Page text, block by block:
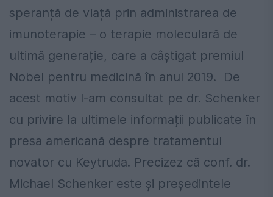
speranță de viață prin administrarea de
imunoterapie – o terapie moleculară de
ultimă generație, care a câștigat premiul
Nobel pentru medicină în anul 2019. De
acest motiv l-am consultat pe dr. Schenker
cu privire la ultimele informații publicate în
presa americană despre tratamentul
novator cu Keytruda. Precizez că conf. dr.
Michael Schenker este și președintele